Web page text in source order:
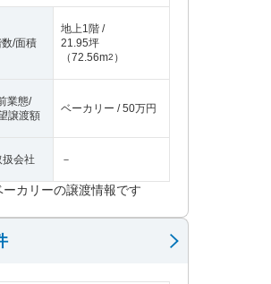
数/面積
地上1階 /
21.95坪
（72.56m2 ）
業態/
譲渡額
ベーカリー / 50万円
扱会社 －
カリーの譲渡情報です